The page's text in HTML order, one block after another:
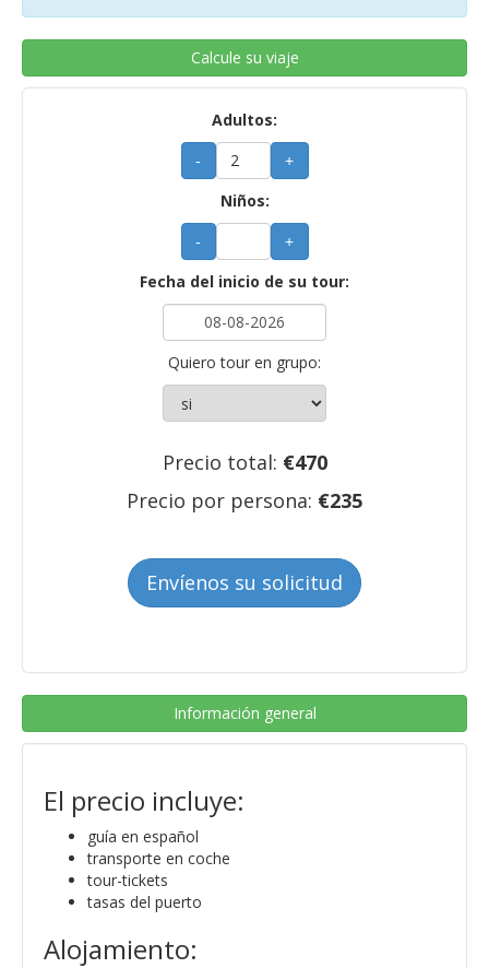
Calcule su viaje
Adultos:
- +
Niños:
- +
Fecha del inicio de su tour:
Quiero tour en grupo:
Precio total: €470
Precio por persona: €235
Envíenos su solicitud
Información general
El precio incluye:
guía en español
transporte en coche
tour-tickets
tasas del puerto
Alojamiento: